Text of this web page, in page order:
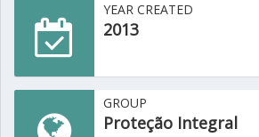
YEAR CREATED
2013
GROUP
Proteção Integral